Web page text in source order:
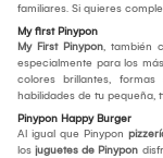
familiares. Si quieres
My first Pinypon
My First Pinypon, también
especialmente para los
colores brillantes,
habilidades de tu pequeña,
Pinypon Happy Burger
Al igual que Pinypon
los juguetes de Pinypon